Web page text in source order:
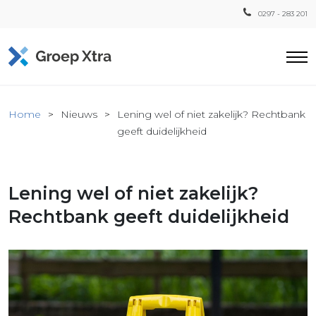
0297 - 283 201
Xtra
Home Nieuws
Lening wel of niet zakelijk? Rechtbank
geeft duidelijkheid
Lening wel of niet zakelijk?
Rechtbank geeft duidelijkheid